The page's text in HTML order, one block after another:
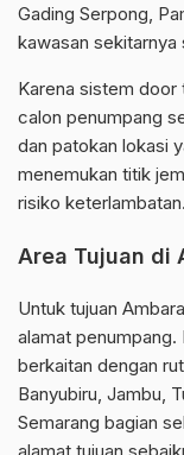
Gading Serpong,
kawasan sekitarnya
Karena sistem
calon penumpang
dan patokan lokasi
menemukan titik
risiko keterlambatan.
Area Tujuan di
Untuk tujuan
alamat
berkaitan dengan
Banyubiru, Jambu,
Semarang bagian